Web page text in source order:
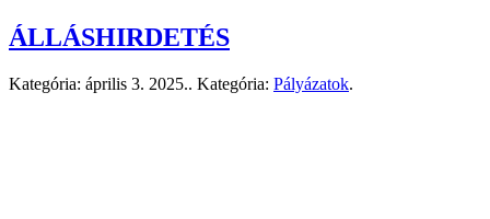
ÁLLÁSHIRDETÉS
Kategória: április 3. 2025.. Kategória: Pályázatok.